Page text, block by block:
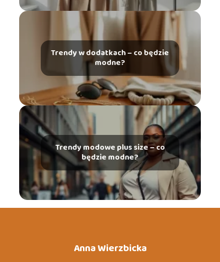
Trendy w dodatkach – co będzie
modne?
Trendy modowe plus size – co
będzie modne?
Anna Wierzbicka